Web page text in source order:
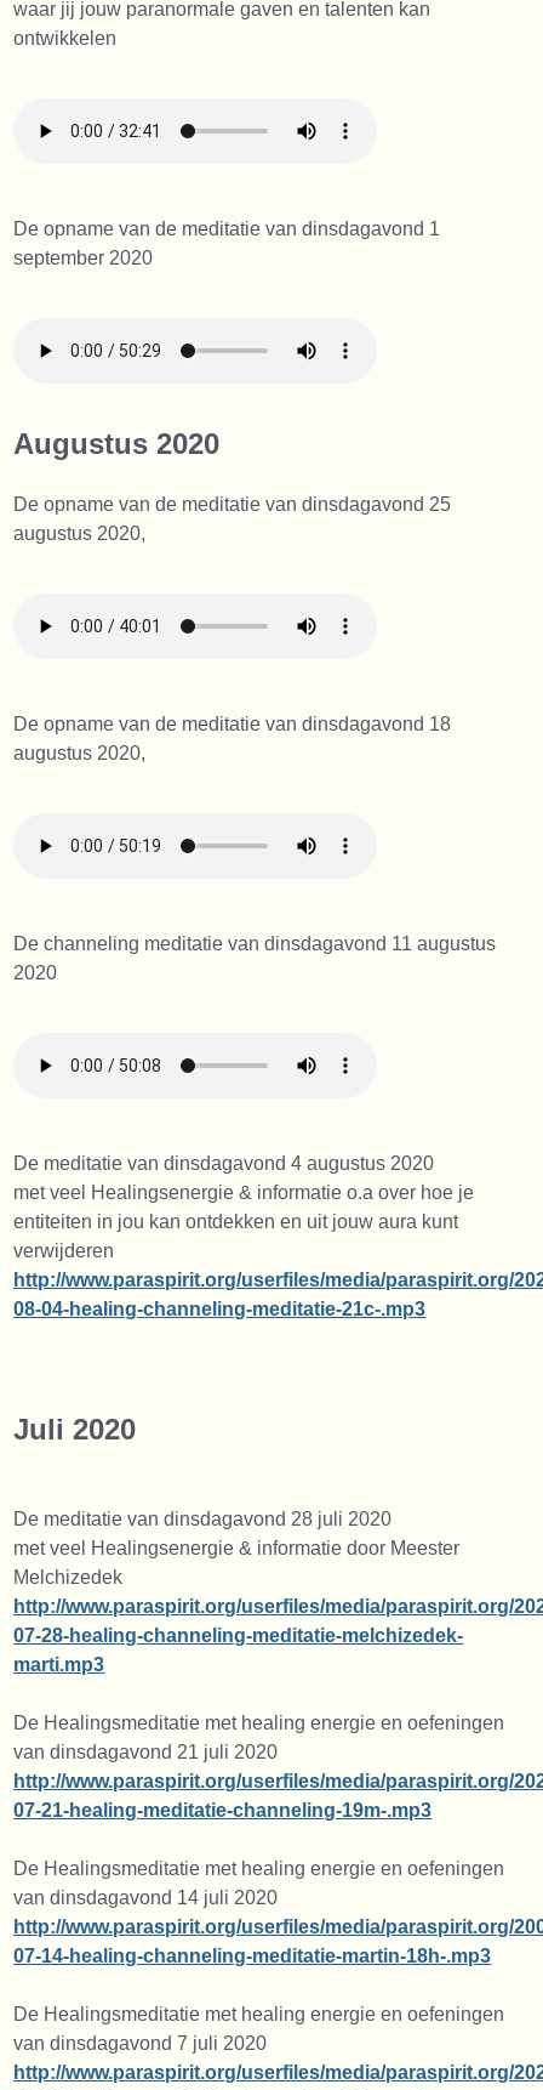
waar jij jouw paranormale gaven en talenten kan
ontwikkelen
De opname van de meditatie van dinsdagavond 1
september 2020
Augustus 2020
De opname van de meditatie van dinsdagavond 25
augustus 2020,
De opname van de meditatie van dinsdagavond 18
augustus 2020,
De channeling meditatie van dinsdagavond 11 augustus
2020
De meditatie van dinsdagavond 4 augustus 2020
met veel Healingsenergie & informatie o.a over hoe je
entiteiten in jou kan ontdekken en uit jouw aura kunt
verwijderen
http://www.paraspirit.org/userfiles/media/paraspirit.org/
08-04-healing-channeling-meditatie-21c-.mp3
Juli 2020
De meditatie van dinsdagavond 28 juli 2020
met veel Healingsenergie & informatie door Meester
Melchizedek
http://www.paraspirit.org/userfiles/media/paraspirit.org/
07-28-healing-channeling-meditatie-melchizedek-
marti.mp3
De Healingsmeditatie met healing energie en oefeningen
van dinsdagavond 21 juli 2020
http://www.paraspirit.org/userfiles/media/paraspirit.org/
07-21-healing-meditatie-channeling-19m-.mp3
De Healingsmeditatie met healing energie en oefeningen
van dinsdagavond 14 juli 2020
http://www.paraspirit.org/userfiles/media/paraspirit.org/
07-14-healing-channeling-meditatie-martin-18h-.mp3
De Healingsmeditatie met healing energie en oefeningen
van dinsdagavond 7 juli 2020
http://www.paraspirit.org/userfiles/media/paraspirit.org/